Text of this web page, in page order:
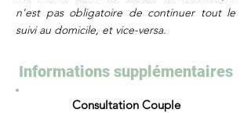
n'est pas obligatoire de continuer tout le
suivi au domicile, et vice-versa.
Informations supplémentaires
Consultation Couple